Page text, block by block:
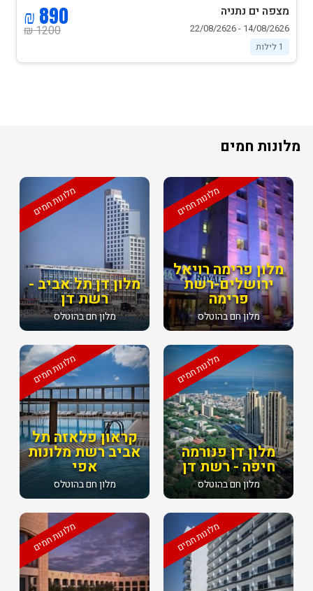
מצפה ים נתניה
14/08/2626 - 22/08/2626
1 לילות
1500 ₪
1250 ₪
מלונות חמים
מלונות חמים
מלון דן תל אביב -
רשת דן
מלון חם בהוטלס
מלונות חמים
מלון פרימה רויאל
ירושלים-רשת
פרימה
מלון חם בהוטלס
מלונות חמים
קראון פלאזה תל
אביב רשת מלונות
אפי
מלון חם בהוטלס
מלונות חמים
מלון דן פנורמה
חיפה - רשת דן
מלון חם בהוטלס
מלונות חמים מלונות חמים